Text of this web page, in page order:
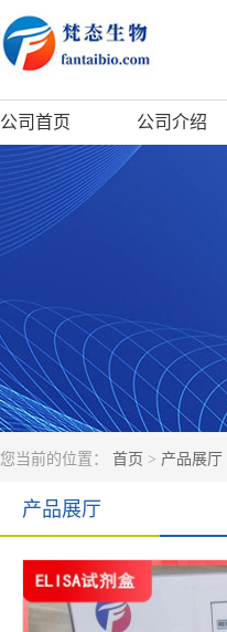
公司首页 公司介绍
您当前的位置： 首页 > 产品展厅
产品展厅